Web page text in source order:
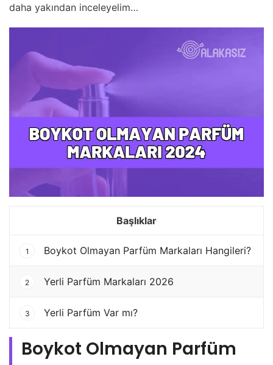
daha yakından inceleyelim…
Başlıklar
1 Boykot Olmayan Parfüm Markaları Hangileri?
2 Yerli Parfüm Markaları 2026
3 Yerli Parfüm Var mı?
Boykot Olmayan Parfüm